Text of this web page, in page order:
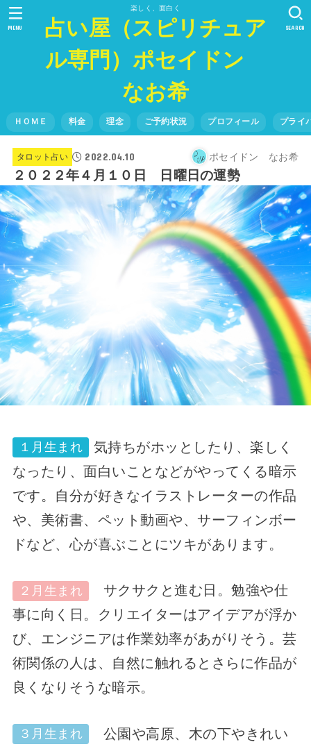
楽しく、面白く
占い屋（スピリチュア
ル専門）ポセイドン
なお希
ＨＯＭＥ 料金 理念 ご予約状況 プロフィール プライ
SEARCH
MENU
タロット占い 2022.04.10 ポセイドン なお希
２０２２年４月１０日 日曜日の運勢
１月生まれ
気持ちがホッとしたり、楽しく
なったり、面白いことなどがやってくる暗示
です。自分が好きなイラストレーターの作品
や、美術書、ペット動画や、サーフィンボー
ドなど、心が喜ぶことにツキがあります。
２月生まれ
サクサクと進む日。勉強や仕
事に向く日。クリエイターはアイデアが浮か
び、エンジニアは作業効率があがりそう。芸
術関係の人は、自然に触れるとさらに作品が
良くなりそうな暗示。
３月生まれ
公園や高原、木の下やきれい